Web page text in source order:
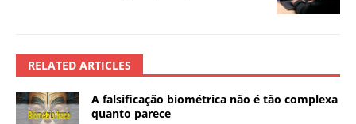
RELATED ARTICLES
A falsificação biométrica não é tão complexa
quanto parece